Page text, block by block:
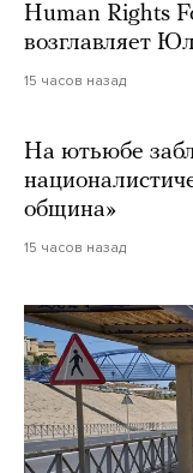
Human Rights
возглавляет
15 часов назад
На ютьюбе
община»
15 часов назад